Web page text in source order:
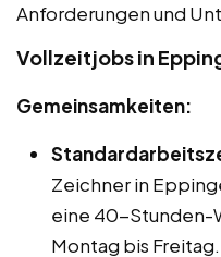
Anforderungen und
Vollzeitjobs in
Gemeinsamkeiten:
Zeichner in
eine 40-Stunden-
Montag bis Freitag.